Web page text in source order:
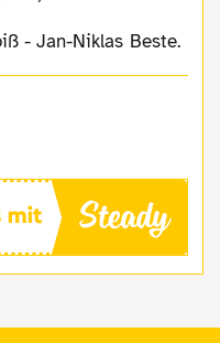
- Jan-Niklas Beste.